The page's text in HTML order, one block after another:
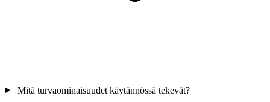
Mitä turvaominaisuudet käytännössä tekevät?